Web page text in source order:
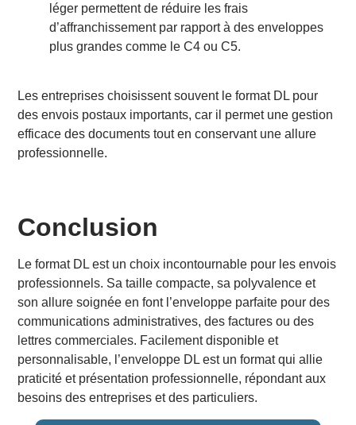
léger permettent de réduire les frais
d’affranchissement par rapport à des enveloppes
plus grandes comme le C4 ou C5.
Les entreprises choisissent souvent le format DL pour
des envois postaux importants, car il permet une gestion
efficace des documents tout en conservant une allure
professionnelle.
Conclusion
Le format DL est un choix incontournable pour les envois
professionnels. Sa taille compacte, sa polyvalence et
son allure soignée en font l’enveloppe parfaite pour des
communications administratives, des factures ou des
lettres commerciales. Facilement disponible et
personnalisable, l’enveloppe DL est un format qui allie
praticité et présentation professionnelle, répondant aux
besoins des entreprises et des particuliers.